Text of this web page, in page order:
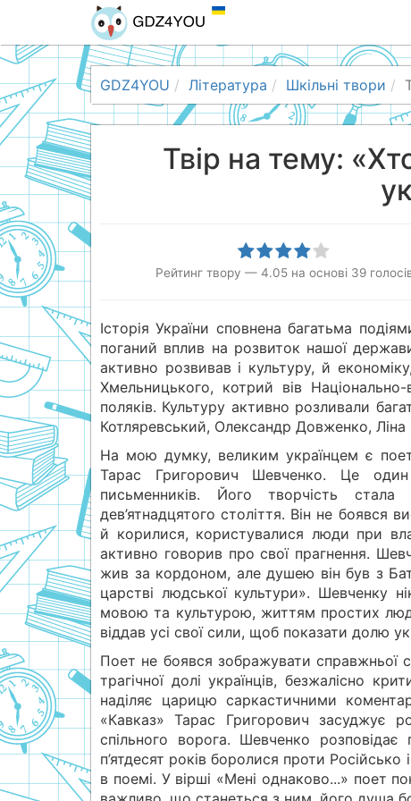
GDZ4YOU Література Шкільні твори
Твір на тему:
Рейтинг твору — 4.05на основі 39
Історія України сповнена багатьма
поганий вплив на розвиток нашої
активно розвивав і культуру, й
Хмельницького, котрий вів
поляків. Культуру активно розливали
Котляревський, Олександр Довженко, Ліна
На мою думку, великим українцем є
Тарас Григорович Шевченко. Це один
письменників. Його творчість
дев’ятнадцятого століття. Він не
й корилися, користувалися люди при
активно говорив про свої прагнення.
жив за кордоном, але душею він був з
царстві людської культури». Шевченку
мовою та культурою, життям простих
віддав усі свої сили, щоб показати долю
Поет не боявся зображувати справжньої
трагічної долі українців, безжалісно
наділяє царицю саркастичними
«Кавказ» Тарас Григорович засуджує
спільного ворога. Шевченко
п’ятдесят років боролися проти
в поемі. У вірші «Мені однаково...» поет